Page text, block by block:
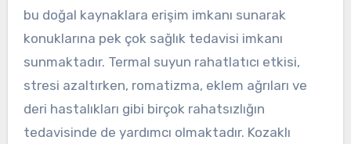
bu doğal kaynaklara erişim imkanı sunarak
konuklarına pek çok sağlık tedavisi imkanı
sunmaktadır. Termal suyun rahatlatıcı etkisi,
stresi azaltırken, romatizma, eklem ağrıları ve
deri hastalıkları gibi birçok rahatsızlığın
tedavisinde de yardımcı olmaktadır. Kozaklı